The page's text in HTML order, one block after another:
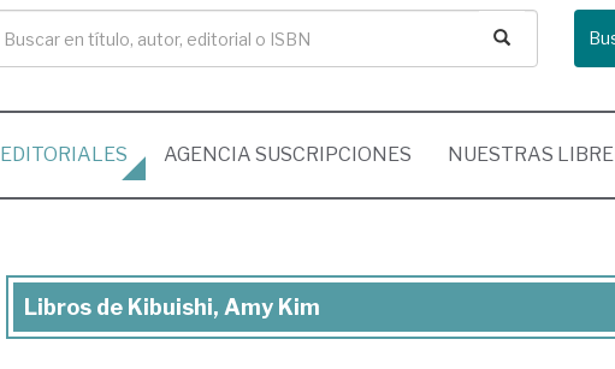
EDITORIALES AGENCIA SUSCRIPCIONES NUESTRAS
Libros
Libros de Kibuishi, Amy Kim